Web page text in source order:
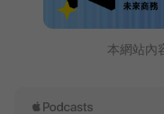
本網站內